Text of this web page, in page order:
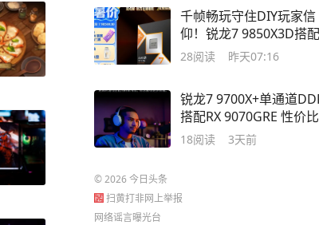
千帧畅玩守住DIY玩家信
仰！锐龙7 9850X3D搭配
RX 9070XT
28阅读 昨天07:16
锐龙7 9700X+单通道
搭配RX 9070GRE 性价
满战未来
18阅读 3天前
©2026今日头条
扫黄打非网上举报
网络谣言曝光台